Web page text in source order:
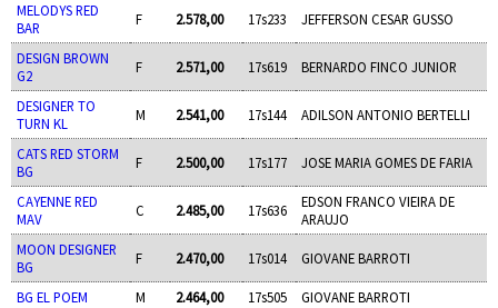
MELODYS RED
BAR
F 2.578,00 17s233 JEFFERSON CESAR GUSSO
DESIGN BROWN
G2
F 2.571,00 17s619 BERNARDO FINCO JUNIOR
DESIGNER TO
TURN KL
M 2.541,00 17s144 ADILSON ANTONIO BERTELLI
CATS RED STORM
BG
F 2.500,00 17s177 JOSE MARIA GOMES DE FARIA
CAYENNE RED
MAV
C 2.485,00 17s636
EDSON FRANCO VIEIRA DE
ARAUJO
MOON DESIGNER
BG
F 2.470,00 17s014 GIOVANE BARROTI
BG EL POEM M 2.464,00 17s505
GIOVANE BARROTI